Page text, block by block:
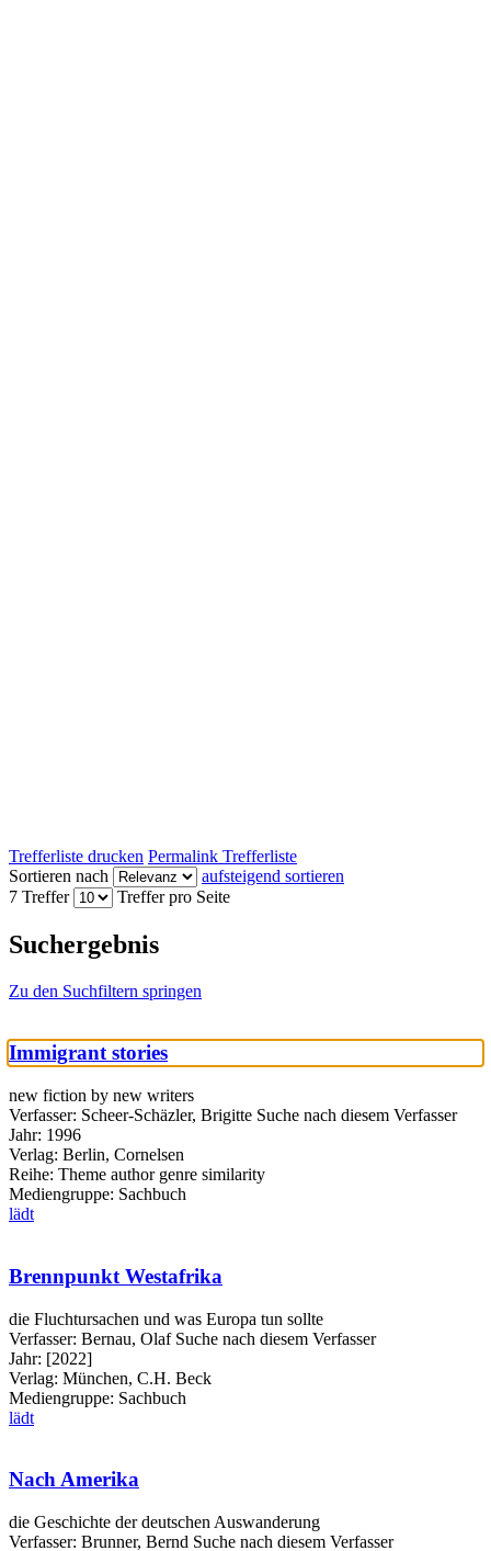
Trefferliste drucken Permalink Trefferliste
Sortieren nach
aufsteigend sortieren
7 Treffer
Treffer pro Seite
Suchergebnis
Zu den Suchfiltern springen
Immigrant stories
new fiction by new writers
Verfasser: Scheer-Schäzler, Brigitte Suche nach diesem Verfasser
Jahr: 1996
Verlag: Berlin, Cornelsen
Reihe: Theme author genre similarity
Mediengruppe: Sachbuch
lädt
Brennpunkt Westafrika
die Fluchtursachen und was Europa tun sollte
Verfasser: Bernau, Olaf Suche nach diesem Verfasser
Jahr: [2022]
Verlag: München, C.H. Beck
Mediengruppe: Sachbuch
lädt
Nach Amerika
die Geschichte der deutschen Auswanderung
Verfasser: Brunner, Bernd Suche nach diesem Verfasser